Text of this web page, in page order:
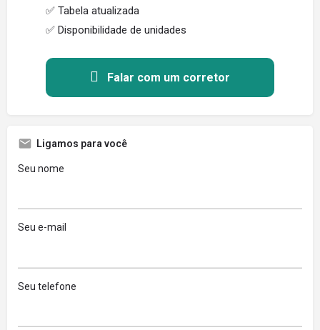
✅ Tabela atualizada
✅ Disponibilidade de unidades
Falar com um corretor
Ligamos para você
Seu nome
Seu e-mail
Seu telefone